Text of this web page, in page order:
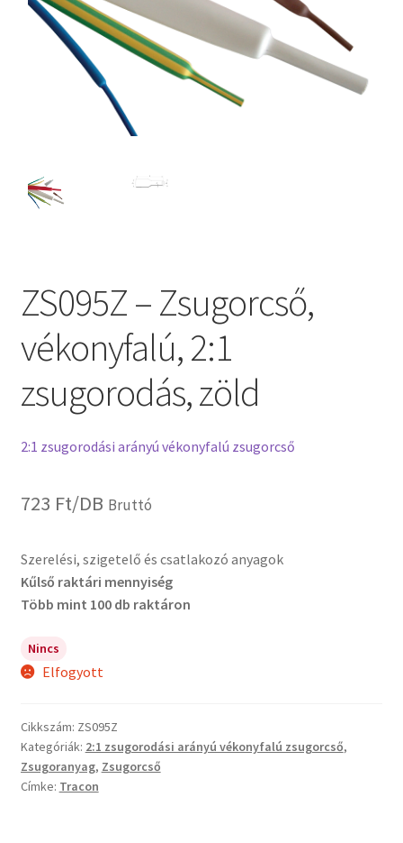
ZS095Z – Zsugorcső,
vékonyfalú, 2:1
zsugorodás, zöld
2:1 zsugorodási arányú vékonyfalú zsugorcső
723 Ft/DB Bruttó
Szerelési, szigetelő és csatlakozó anyagok
Kűlső raktári mennyiség
Több mint 100 db raktáron
Nincs
Elfogyott
Cikkszám: ZS095Z
Kategóriák: 2:1 zsugorodási arányú vékonyfalú zsugorcső,
Zsugoranyag, Zsugorcső
Címke: Tracon